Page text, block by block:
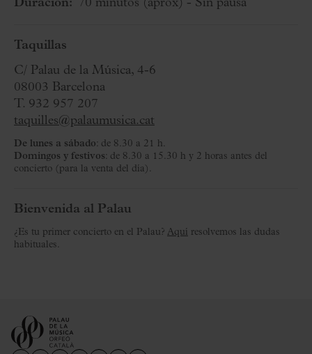
Duración: 70 minutos (aprox) - Sin pausa
Taquillas
C/ Palau de la Música, 4-6
08003 Barcelona
T. 932 957 207
taquilles@palaumusica.cat
De lunes a sábado: de 8.30 a 21 h.
Domingos y festivos: de 8.30 a 15.30 h y 2 horas antes del
concierto (para la venta del día).
Bienvenida al Palau
¿Es tu primer concierto en el Palau? Aquí resolvemos las dudas
habituales.